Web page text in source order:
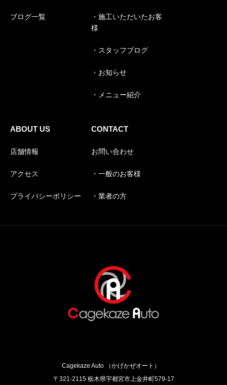
ブログ一覧
・施工いただいたお客
様
・スタッフブログ
・お知らせ
・メニュー紹介
ABOUT US
店舗情報
アクセス
プライバシーポリシー
CONTACT
お問い合わせ
・一般のお客様
・業者の方
Cagekaze Auto （かげかぜオート）
〒321-2115 栃木県宇都宮市上金井町579‐17